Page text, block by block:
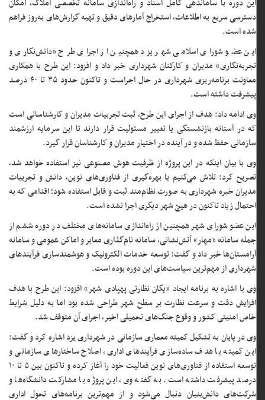
این دوره با ساماندهی کامل اسناد و راه‌اندازی سامانه تخصصی املاک، امکان
دسترسی سریع به اطلاعات، استخراج آمارهای دقیق و تهیه گزارش‌های به‌روز فراهم
شده است.
این عضو شورای اسلامی شهر یزد همچنین از اجرای طرح «دانش‌نگاری و
تجربه‌نگاری» مدیران و کارکنان شهرداری خبر داد و افزود: این طرح با همکاری
معاونت برنامه‌ریزی شهرداری در حال اجراست و تاکنون حدود ۳۵ تا ۴۰ درصد
پیشرفت داشته است.
وی ادامه داد: هدف از اجرای این طرح، ثبت تجربیات مدیران و کارشناسانی است
که در آستانه بازنشستگی یا تغییر مسئولیت قرار دارند تا این سرمایه ارزشمند
سازمانی حفظ شده و در آینده در اختیار مدیران و کارشناسان قرار گیرد.
وی با بیان اینکه در این پروژه از ظرفیت هوش مصنوعی نیز استفاده خواهد شد،
تصریح کرد: تلاش می‌کنیم با بهره‌گیری از فناوری‌های نوین، دانش و تجربیات
مدیران خبره شهرداری به صورت نظام‌مند ثبت و قابل استفاده شود؛ اقدامی که به
احتمال زیاد تاکنون در هیچ شهر دیگری اجرا نشده است.
این عضو شورای شهر همچنین از راه‌اندازی سامانه‌های مختلف در دوره ششم از
جمله سامانه «مهار» آتش‌نشانی، سامانه نام‌گذاری معابر و اماکن عمومی و سامانه
آرامستان‌ها خبر داد و گفت: توسعه خدمات الکترونیک و هوشمندسازی فرآیندهای
شهرداری از مهم‌ترین سیاست‌های این دوره بوده است.
وی با اشاره به برنامه ایجاد «یگان نظارتی پهپادی شهر» افزود: این طرح با هدف
افزایش دقت و سرعت نظارت بر سطح شهر طراحی شده بود اما به دلیل شرایط
خاص امنیتی کشور و وقوع جنگ‌های تحمیلی اخیر، اجرای آن متوقف شد.
وی در پایان به تشکیل کمیته معماری سازمانی در شهرداری یزد اشاره کرد و گفت:
این کمیته با هدف ساده‌سازی فرآیندهای اداری، اصلاح ساختارهای سازمانی و
توسعه استفاده از فناوری‌های نوین فعالیت خود را آغاز کرده و تاکنون بین ۵ تا ۱۰
درصد پیشرفت داشته است. به گفته وی، این پروژه با مشارکت دانشگاه‌ها و
شرکت‌های دانش‌بنیان دنبال می‌شود و از مهم‌ترین برنامه‌های تحول اداری